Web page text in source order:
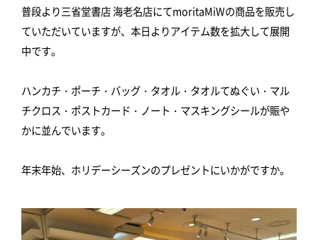
普段より三省堂書店 海老名店にてmoritaMiWの商品を販売し
ていただいていますが、本日よりアイテム数を拡大して展開
中です。
ハンカチ・ポーチ・バッグ・タオル・タオルてぬぐい・マル
チクロス・ポストカード・ノート・マスキングシールが賑や
かに並んでいます。
年末年始、ホリデーシーズンのプレゼントにいかがですか。